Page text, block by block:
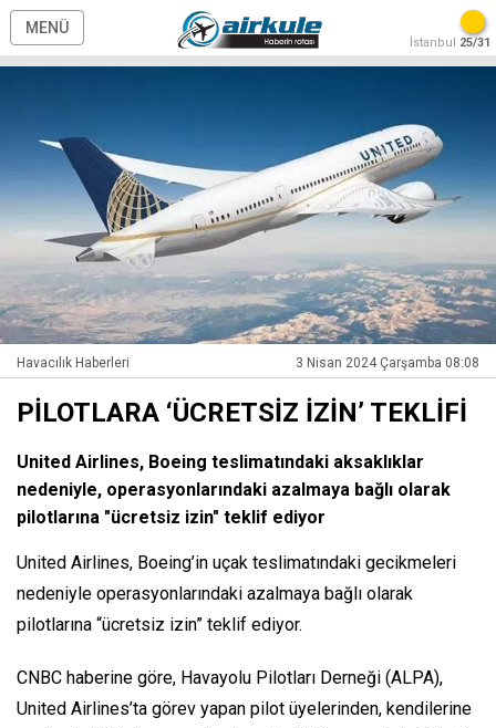
MENÜ
İstanbul 25/31
Havacılık Haberleri 3 Nisan 2024 Çarşamba 08:08
PİLOTLARA ‘ÜCRETSİZ İZİN’ TEKLİFİ
United Airlines, Boeing teslimatındaki aksaklıklar
nedeniyle, operasyonlarındaki azalmaya bağlı olarak
pilotlarına "ücretsiz izin" teklif ediyor
United Airlines, Boeing’in uçak teslimatındaki gecikmeleri
nedeniyle operasyonlarındaki azalmaya bağlı olarak
pilotlarına “ücretsiz izin” teklif ediyor.
CNBC haberine göre, Havayolu Pilotları Derneği (ALPA),
United Airlines’ta görev yapan pilot üyelerinden, kendilerine